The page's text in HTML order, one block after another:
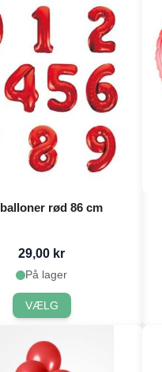
rød 86 cm
29,00 kr
På lager
VÆLG